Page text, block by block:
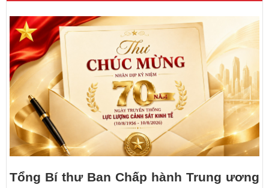
Tổng Bí thư Ban Chấp hành Trung ương